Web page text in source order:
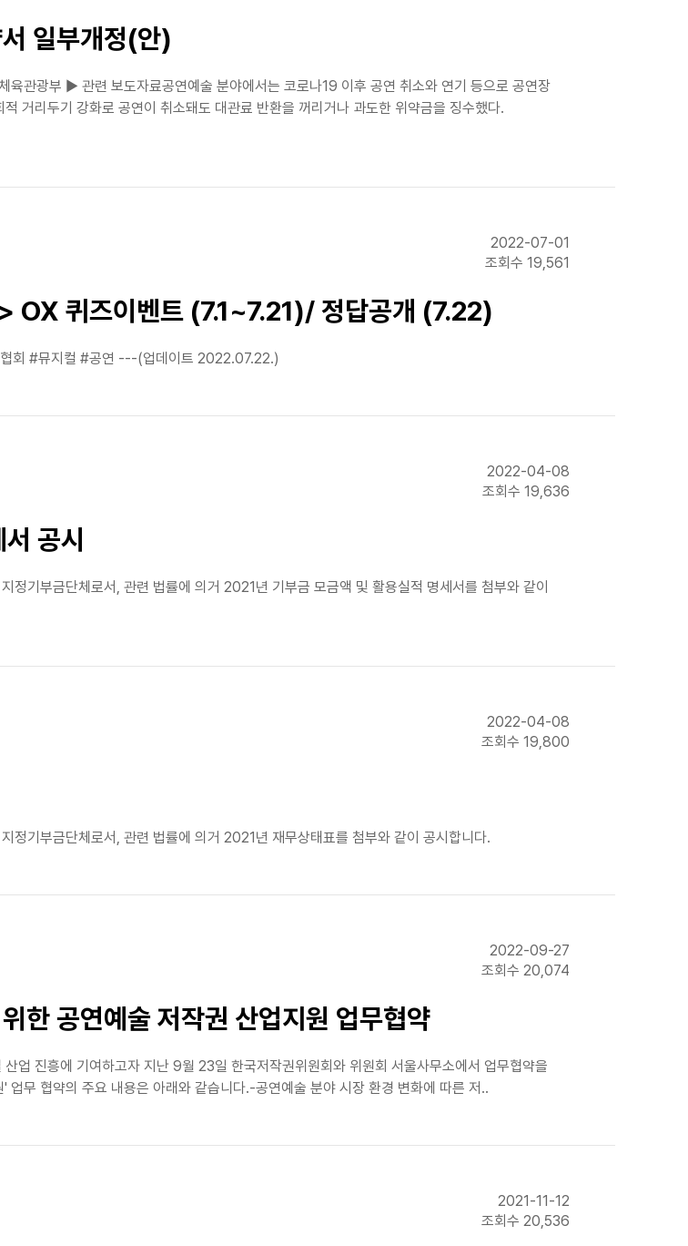
일부개정(안)
관광부 ▶ 관련 보도자료공연예술 분야에서는 코로나19 이후 공연 취소와 연기 등으로 공연장
거리두기 강화로 공연이 취소돼도 대관료 반환을 꺼리거나 과도한 위약금을 징수했다.
2022-07-01
조회수 19,561
OX 퀴즈이벤트 (7.1~7.21)/ 정답공개 (7.22)
회 #뮤지컬 #공연‬ ---(업데이트 2022.07.22.)
2022-04-08
조회수 19,636
공시
기부금단체로서, 관련 법률에 의거 2021년 기부금 모금액 및 활용실적 명세서를 첨부와 같이
2022-04-08
조회수 19,800
정기부금단체로서, 관련 법률에 의거 2021년 재무상태표를 첨부와 같이 공시합니다.
2022-09-27
조회수 20,074
한 공연예술 저작권 산업지원 업무협약
업 진흥에 기여하고자 지난 9월 23일 한국저작권위원회와 위원회 서울사무소에서 업무협약을
무 협약의 주요 내용은 아래와 같습니다.-공연예술 분야 시장 환경 변화에 따른 저..
2021-11-12
조회수 20,536